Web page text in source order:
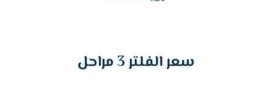
سعر الفلتر 3 مراحل